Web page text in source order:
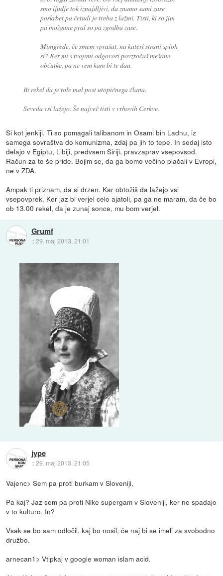
smo ljudje tok iznajdljivi, da znamo sami zase
poskrbet pa četudi je treba z lažmi. Tisti, ki so jim
pa možgane pral so pa zgodba zase.
Mimgrede, če smem vprašat, na kateri strani sploh
si? Ker mi s tvojimi odgovori povzročaš mešane
občutke, pa ne vem kam bi te dau.
Bi rekel da je tole mal post utopičnega člana.
Seveda vsi lažejo. Še največ tisti v vrhovih Cerkve.
Si kot jenkiji. Ti so pomagali talibanom in Osami bin Ladnu, iz
samega sovraštva do komunizma, zdaj pa jih to tepe. In sedaj isto
delajo v Egiptu, Libiji, predvsem Siriji, pravzaprav vsepovsod.
Račun za to še pride. Bojim se, da ga bomo večino plačali v Evropi,
ne v ZDA.
Ampak ti priznam, da si drzen. Kar obtožiš da lažejo vsi
vsepovprek. Ker jaz bi verjel celo ajatoli, pa ga ne maram, da če bo
ob 13.00 rekel, da je zunaj sonce, mu bom verjel.
Grumf
::29. maj 2013, 21:01
jype
::29. maj 2013, 21:05
Vajenc> Sem pa proti burkam v Sloveniji,
Pa kaj? Jaz sem pa proti Nike supergam v Sloveniji, ker ne spadajo
v to kulturo. In?
Vsak se bo sam odločil, kaj bo nosil, če naj bi se imeli za svobodno
družbo.
arnecan1> Vtipkaj v google woman islam acid.